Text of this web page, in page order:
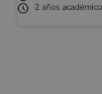
2 años